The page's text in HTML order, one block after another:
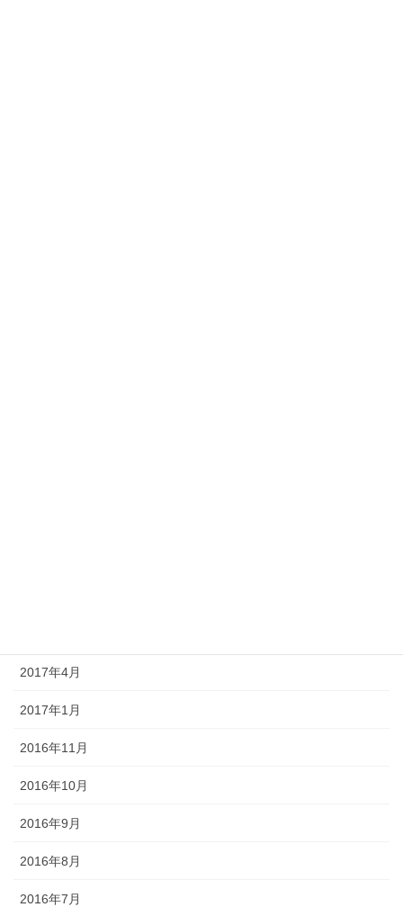
2017年4月
2017年1月
2016年11月
2016年10月
2016年9月
2016年8月
2016年7月